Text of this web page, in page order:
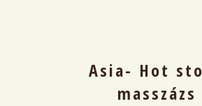
Asia- Hot
masszázs